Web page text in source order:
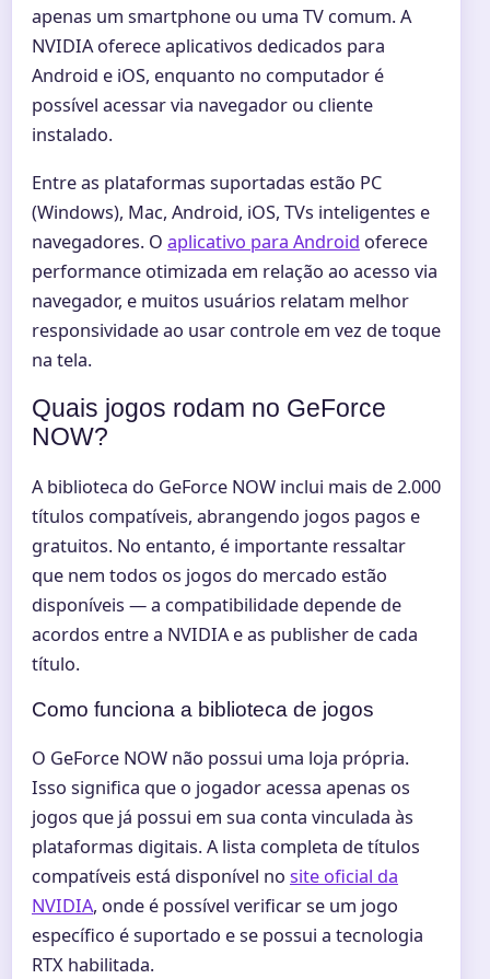
apenas um smartphone ou uma TV comum. A
NVIDIA oferece aplicativos dedicados para
Android e iOS, enquanto no computador é
possível acessar via navegador ou cliente
instalado.
Entre as plataformas suportadas estão PC
(Windows), Mac, Android, iOS, TVs inteligentes e
navegadores. O aplicativo para Android oferece
performance otimizada em relação ao acesso via
navegador, e muitos usuários relatam melhor
responsividade ao usar controle em vez de toque
na tela.
Quais jogos rodam no GeForce
NOW?
A biblioteca do GeForce NOW inclui mais de 2.000
títulos compatíveis, abrangendo jogos pagos e
gratuitos. No entanto, é importante ressaltar
que nem todos os jogos do mercado estão
disponíveis — a compatibilidade depende de
acordos entre a NVIDIA e as publisher de cada
título.
Como funciona a biblioteca de jogos
O GeForce NOW não possui uma loja própria.
Isso significa que o jogador acessa apenas os
jogos que já possui em sua conta vinculada às
plataformas digitais. A lista completa de títulos
compatíveis está disponível no site oficial da
NVIDIA, onde é possível verificar se um jogo
específico é suportado e se possui a tecnologia
RTX habilitada.